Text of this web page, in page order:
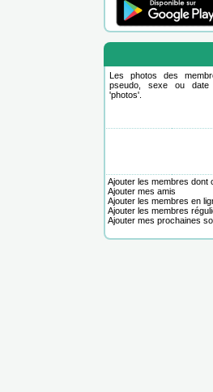
Les photos des
pseudo, sexe ou date
'photos'.
Ajouter les membres dont
Ajouter mes amis
Ajouter les membres en
Ajouter les membres
Ajouter mes prochaines